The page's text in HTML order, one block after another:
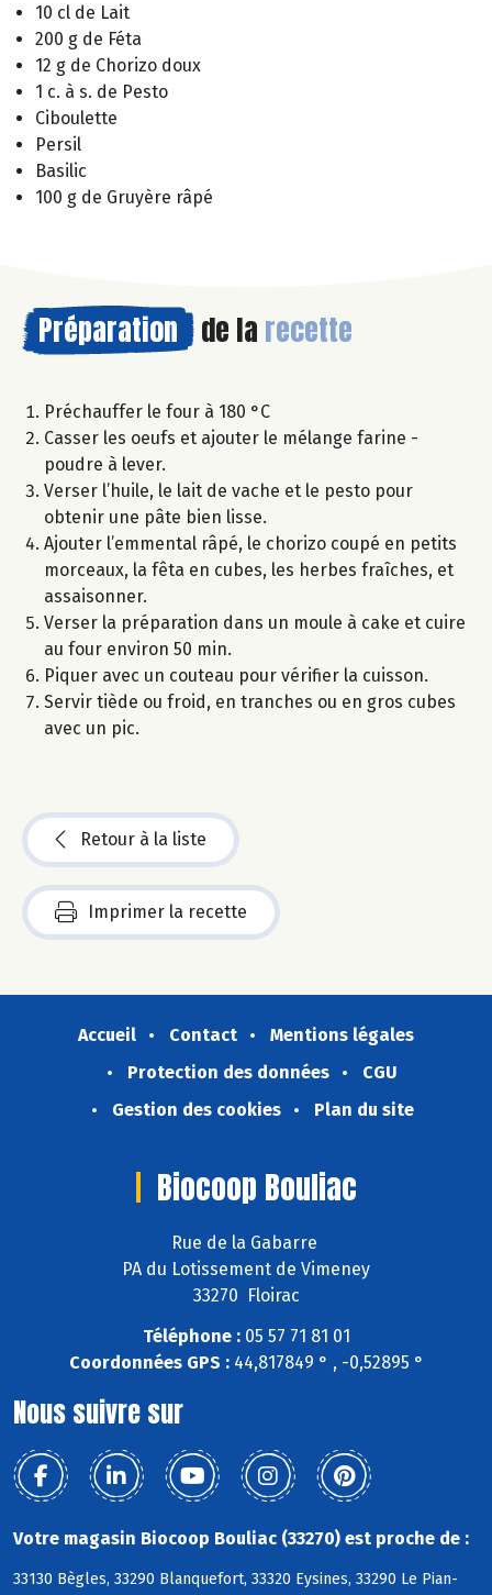
10 cl de Lait
200 g de Féta
12 g de Chorizo doux
1 c. à s. de Pesto
Ciboulette
Persil
Basilic
100 g de Gruyère râpé
Préparation de la recette
Préchauffer le four à 180 °C
Casser les oeufs et ajouter le mélange farine -
poudre à lever.
Verser l’huile, le lait de vache et le pesto pour
obtenir une pâte bien lisse.
Ajouter l’emmental râpé, le chorizo coupé en petits
morceaux, la fêta en cubes, les herbes fraîches, et
assaisonner.
Verser la préparation dans un moule à cake et cuire
au four environ 50 min.
Piquer avec un couteau pour vérifier la cuisson.
Servir tiède ou froid, en tranches ou en gros cubes
avec un pic.
Retour à la liste
Imprimer la recette
Accueil Contact
Mentions légales
Protection des données
CGU
Gestion des cookies
Plan du site
Biocoop Bouliac
Rue de la Gabarre
PA du Lotissement de Vimeney
33270 Floirac
Téléphone :05 57 71 81 01
Coordonnées GPS :44,817849 ° , -0,52895 °
Nous suivre sur
Votre magasin Biocoop Bouliac (33270) est proche de :
33130 Bègles, 33290 Blanquefort, 33320 Eysines, 33290 Le Pian-